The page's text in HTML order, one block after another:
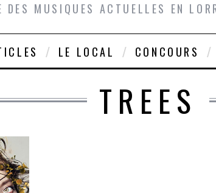
DES MUSIQUES ACTUELLES EN
LE LOCAL CONCOURS
TREES